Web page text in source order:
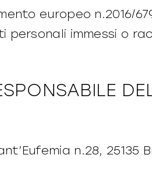
europeo n.2016/
immessi o
n.28, 25135